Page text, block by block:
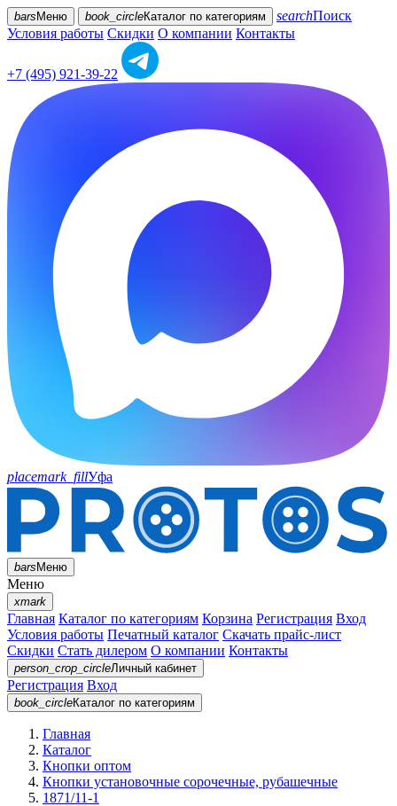
bars Меню book_circleКаталог по категориям searchПоиск
Условия работы Скидки О компании Контакты
+7 (495) 921-39-22
placemark_fillУфа
barsМеню
Меню
xmark
Главная Каталог по категориям Корзина Регистрация Вход
Условия работы Печатный каталог Скачать прайс-лист
Скидки Стать дилером О компании Контакты
person_crop_circleЛичный кабинет
Регистрация Вход
book_circleКаталог по категориям
Главная
Каталог
Кнопки оптом
Кнопки установочные сорочечные, рубашечные
1871/11-1